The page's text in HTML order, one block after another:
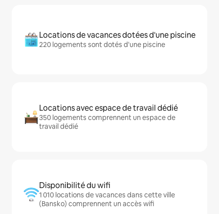
Locations de vacances dotées d'une piscine
220 logements sont dotés d'une piscine
Locations avec espace de travail dédié
350 logements comprennent un espace de
travail dédié
Disponibilité du wifi
1 010 locations de vacances dans cette ville
(Bansko) comprennent un accès wifi